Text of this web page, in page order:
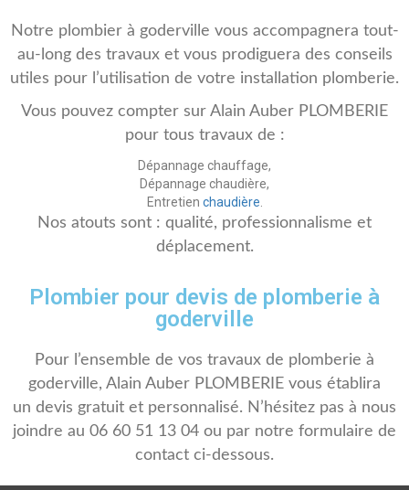
Notre plombier à goderville vous accompagnera tout-
au-long des travaux et vous prodiguera des conseils
utiles pour l’utilisation de votre installation plomberie.
Vous pouvez compter sur Alain Auber PLOMBERIE
pour tous travaux de :
Dépannage chauffage,
Dépannage chaudière,
Entretien chaudière
Nos atouts sont : qualité, professionnalisme et
déplacement.
Plombier pour devis de plomberie à
goderville
Pour l’ensemble de vos travaux de plomberie à
goderville, Alain Auber PLOMBERIE vous établira
un devis gratuit et personnalisé. N’hésitez pas à nous
joindre au 06 60 51 13 04 ou par notre formulaire de
contact ci-dessous.